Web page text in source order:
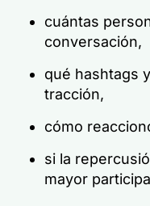
cuántas
conversación,
qué hashtags
tracción,
cómo
si la
mayor